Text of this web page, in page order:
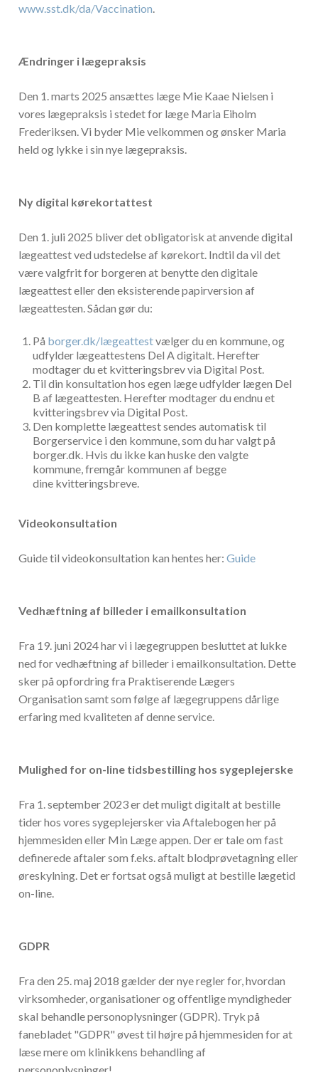
www.sst.dk/da/Vaccination
Ændringer i lægepraksis
Den 1. marts 2025 ansættes læge Mie Kaae Nielsen i
vores lægepraksis i stedet for læge Maria Eiholm
Frederiksen. Vi byder Mie velkommen og ønsker Maria
held og lykke i sin nye lægepraksis.
Ny digital kørekortattest
Den 1. juli 2025 bliver det obligatorisk at anvende digital
lægeattest ved udstedelse af kørekort. Indtil da vil det
være valgfrit for borgeren at benytte den digitale
lægeattest eller den eksisterende papirversion af
lægeattesten. Sådan gør du:
På borger.dk/lægeattestvælger du en kommune, og
udfylder lægeattestens Del A digitalt. Herefter
modtager du et kvitteringsbrev via Digital Post.
Til din konsultation hos egen læge udfylder lægen Del
B af lægeattesten. Herefter modtager du endnu et
kvitteringsbrev via Digital Post.
Den komplette lægeattest sendes automatisk til
Borgerservice i den kommune, som du har valgt på
borger.dk. Hvis du ikke kan huske den valgte
kommune, fremgår kommunen af begge
dine kvitteringsbreve.
Videokonsultation
Guide til videokonsultation kan hentes her: Guide
Vedhæftning af billeder i emailkonsultation
Fra 19. juni 2024 har vi i lægegruppen besluttet at lukke
ned for vedhæftning af billeder i emailkonsultation. Dette
sker på opfordring fra Praktiserende Lægers
Organisation samt som følge af lægegruppens dårlige
erfaring med kvaliteten af denne service.
Mulighed for on-line tidsbestilling hos sygeplejerske
Fra 1. september 2023 er det muligt digitalt at bestille
tider hos vores sygeplejersker via Aftalebogen her på
hjemmesiden eller Min Læge appen. Der er tale om fast
definerede aftaler som f.eks. aftalt blodprøvetagning eller
øreskylning. Det er fortsat også muligt at bestille lægetid
on-line.
GDPR
Fra den 25. maj 2018 gælder der nye regler for, hvordan
virksomheder, organisationer og offentlige myndigheder
skal behandle personoplysninger (GDPR). Tryk på
fanebladet "GDPR" øvest til højre på hjemmesiden for at
læse mere om klinikkens behandling af
personoplysninger!